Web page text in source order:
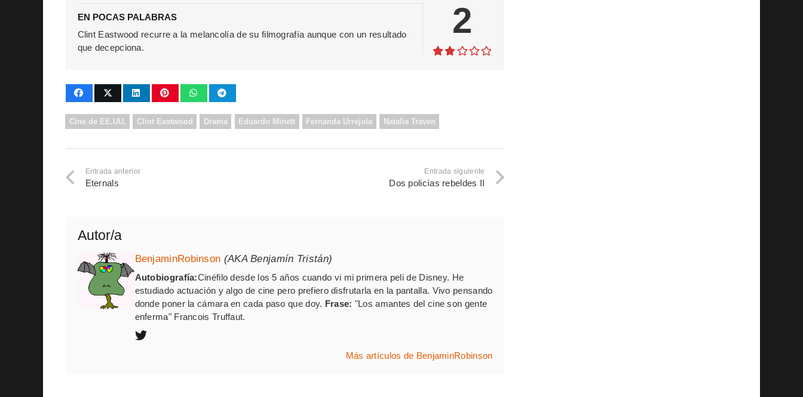
EN POCAS PALABRAS
Clint Eastwood recurre a la melancolía de su filmografía aunque con un resultado
que decepciona.
2
Cine de EE.UU. Clint Eastwood Drama Eduardo Minett Fernanda Urrejola Natalia Traven
Entrada anterior
Eternals
Entrada siguiente
Dos policías rebeldes II
Autor/a
BenjaminRobinson (AKA Benjamín Tristán)
Autobiografía:Cinéfilo desde los 5 años cuando vi mi primera peli de Disney. He
estudiado actuación y algo de cine pero prefiero disfrutarla en la pantalla. Vivo pensando
donde poner la cámara en cada paso que doy. Frase: "Los amantes del cine son gente
enferma" Francois Truffaut.
Más artículos de BenjaminRobinson